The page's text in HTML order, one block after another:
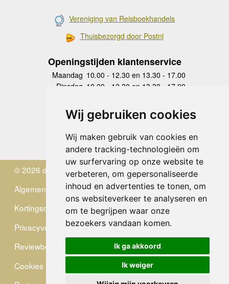
Wij gebruiken cookies
Wij maken gebruik van cookies en
andere tracking-technologieën om
uw surfervaring op onze website te
verbeteren, om gepersonaliseerde
inhoud en advertenties te tonen, om
ons websiteverkeer te analyseren en
om te begrijpen waar onze
bezoekers vandaan komen.
Ik ga akkoord
Ik weiger
Vereniging van Reisboekhandels
Thuisbezorgd door Postnl
Openingstijden klantenservice
Maandag 10.00 - 12.30 en 13.30 - 17.00
Dinsdag 10.00 - 12.30 en 13.30 - 17.00
Donderdag
10.00 - 12.30 en 13.30 - 17.00
Vrijdag 10.00 - 12.30 en 13.30 - 17.00
Zaterdag
gesloten
Zondag gesloten
© 2026 de Zwerver
Algemene Voorwaarden
Kortingscode
Privacyverklaring
Reviewbeleid
Cookies